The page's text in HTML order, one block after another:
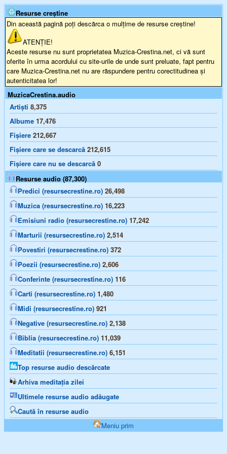
Resurse creștine
Din această pagină poți descărca o mulțime de resurse creștine!
ATENȚIE!
Aceste resurse nu sunt proprietatea Muzica-Crestina.net, ci vă sunt
oferite în urma acordului cu site-urile de unde sunt preluate, fapt pentru
care Muzica-Crestina.net nu are răspundere pentru corectitudinea și
autenticitatea lor!
MuzicaCrestina.audio
Artiști 8,375
Albume 17,476
Fișiere 212,667
Fișiere care se descarcă 212,615
Fișiere care nu se descarcă 0
Resurse audio (87,300)
Predici (resursecrestine.ro) 26,498
Muzica (resursecrestine.ro) 16,223
Emisiuni radio (resursecrestine.ro) 17,242
Marturii (resursecrestine.ro) 2,514
Povestiri (resursecrestine.ro) 372
Poezii (resursecrestine.ro) 2,606
Conferinte (resursecrestine.ro) 116
Carti (resursecrestine.ro) 1,480
Midi (resursecrestine.ro) 921
Negative (resursecrestine.ro) 2,138
Biblia (resursecrestine.ro) 11,039
Meditatii (resursecrestine.ro) 6,151
Top resurse audio descărcate
Arhiva meditația zilei
Ultimele resurse audio adăugate
Caută în resurse audio
Meniu prim